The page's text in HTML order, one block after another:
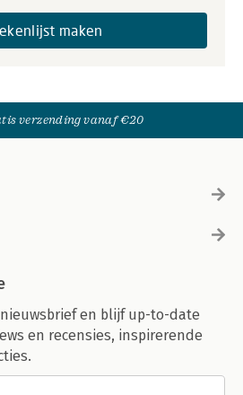
maken
verzending vanaf €20
en blijf up-to-date
en recensies, inspirerende